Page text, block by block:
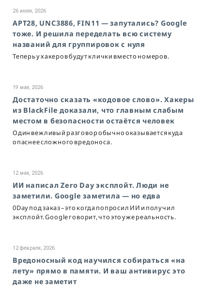
26 июля, 2026
APT28, UNC3886, FIN11 — запутались? Google
тоже. И решила переделать всю систему
названий для группировок с нуля
Теперь у хакеров будут клички вместо номеров.
19 мая, 2026
Достаточно сказать «кодовое слово». Хакеры
из BlackFile доказали, что главным слабым
местом в безопасности остаётся человек
Один вежливый разговор обычно оказывается куда
опаснее сложного вредоноса.
12 мая, 2026
ИИ написал Zero Day эксплойт. Люди не
заметили. Google заметила — но едва
0Day под заказ – это когда попросил ИИ и получил
эксплойт. Google говорит, что это уже реальность.
12 февраля, 2026
Вредоносный код научился собираться «на
лету» прямо в памяти. И ваш антивирус это
даже не заметит